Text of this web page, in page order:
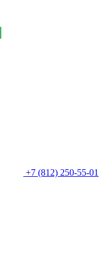
+7 (812) 250-55-01